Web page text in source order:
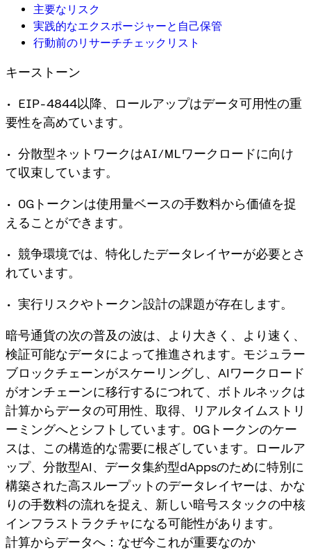
主要なリスク
実践的なエクスポージャーと自己保管
行動前のリサーチチェックリスト
キーストーン
• EIP-4844以降、ロールアップはデータ可用性の重
要性を高めています。
• 分散型ネットワークはAI/MLワークロードに向け
て収束しています。
• 0Gトークンは使用量ベースの手数料から価値を捉
えることができます。
• 競争環境では、特化したデータレイヤーが必要とさ
れています。
• 実行リスクやトークン設計の課題が存在します。
暗号通貨の次の普及の波は、より大きく、より速く、
検証可能なデータによって推進されます。モジュラー
ブロックチェーンがスケーリングし、AIワークロード
がオンチェーンに移行するにつれて、ボトルネックは
計算からデータの可用性、取得、リアルタイムストリ
ーミングへとシフトしています。0Gトークンのケー
スは、この構造的な需要に根ざしています。ロールア
ップ、分散型AI、データ集約型dAppsのために特別に
構築された高スループットのデータレイヤーは、かな
りの手数料の流れを捉え、新しい暗号スタックの中核
インフラストラクチャになる可能性があります。
計算からデータへ：なぜ今これが重要なのか